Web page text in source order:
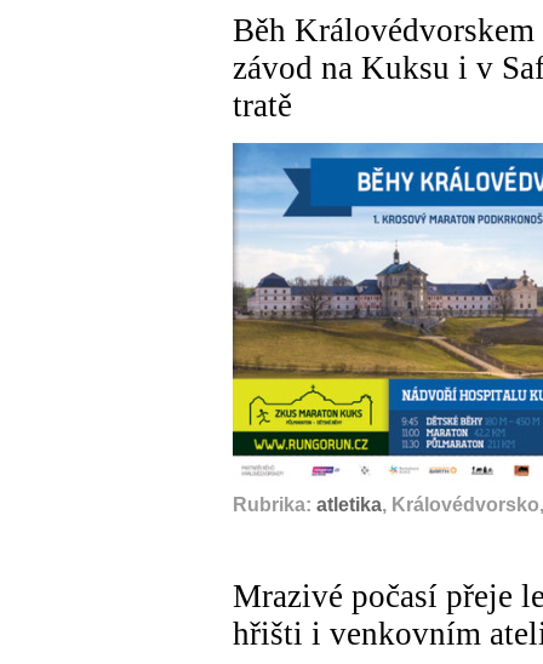
Běh
závod na Kuksu i v
tratě
Rubrika: atletika,
Mrazivé počasí přeje
hřišti i venkovním